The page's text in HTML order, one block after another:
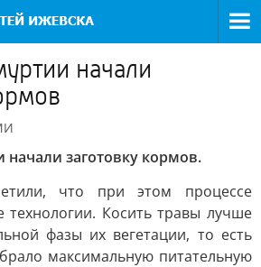
начали
заготовку кормов.
что при этом процессе
Косить травы лучше
фазы их вегетации, то есть
максимальную питательную